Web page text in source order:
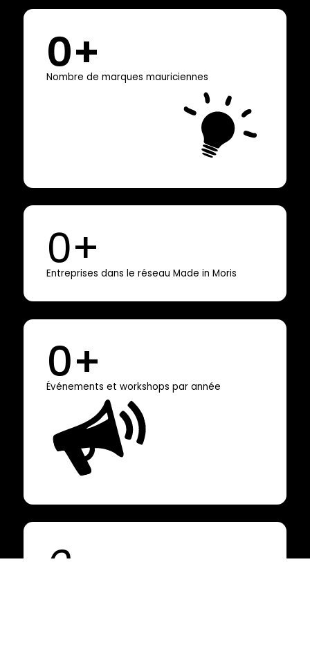
0+
Nombre de marques mauriciennes
0+
Entreprises dans le réseau Made in Moris
0+
Événements et workshops par année
0